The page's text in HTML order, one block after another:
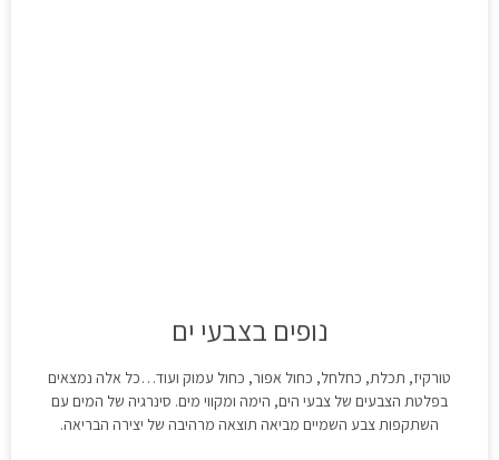
נופים בצבעי ים
טורקיז, תכלת, כחלחל, כחול אפור, כחול עמוק ועוד…כל אלה נמצאים
בפלטת הצבעים של צבעי הים, הימה ומקווי מים. סינרגיה של המים עם
השתקפות צבע השמיים מביאה תוצאה מרהיבה של יצירה הבריאה.